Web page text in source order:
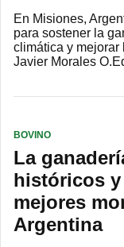
En Misiones,
para sostener la
climática y mejorar
Javier Morales
BOVINO
La
históricos
mejores
Argentina